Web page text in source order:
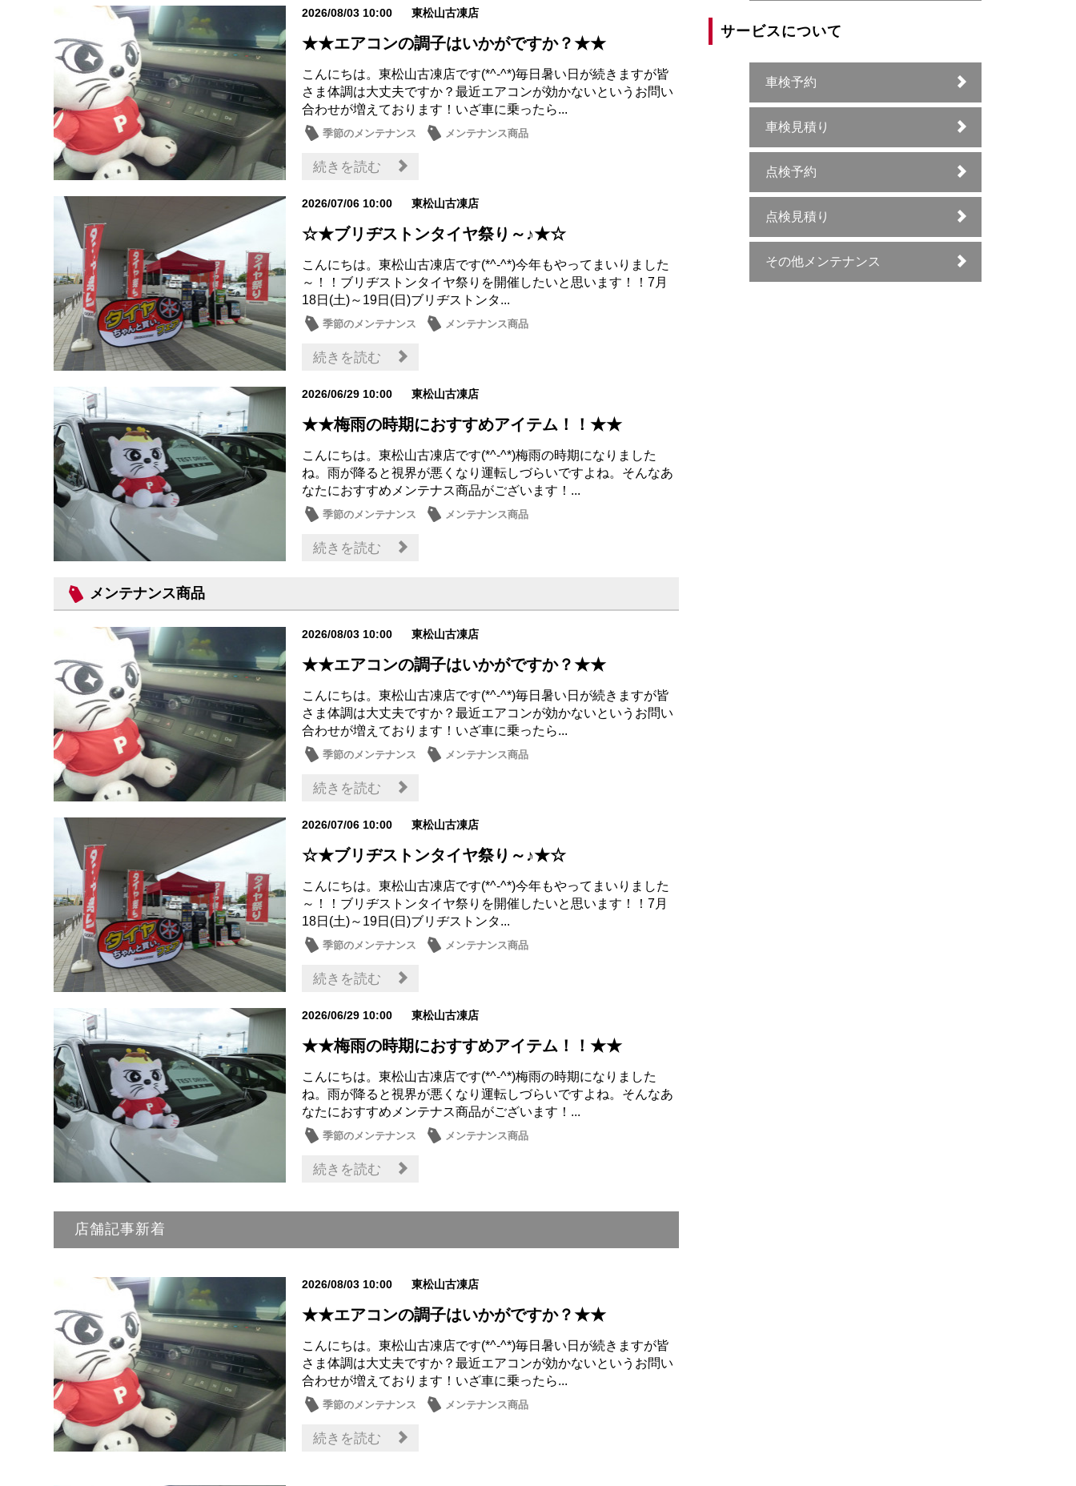
2026/08/03 10:00 東松山古凍店
★★エアコンの調子はいかがですか？★★
こんにちは。東松山古凍店です(*^-^*)毎日暑い日が続きますが皆
さま体調は大丈夫ですか？最近エアコンが効かないというお問い
合わせが増えております！いざ車に乗ったら...
季節のメンテナンス メンテナンス商品
続きを読む
2026/07/06 10:00 東松山古凍店
☆★ブリヂストンタイヤ祭り～♪★☆
こんにちは。東松山古凍店です(*^-^*)今年もやってまいりました
～！！ブリヂストンタイヤ祭りを開催したいと思います！！7月
18日(土)～19日(日)ブリヂストンタ...
季節のメンテナンス メンテナンス商品
続きを読む
2026/06/29 10:00 東松山古凍店
★★梅雨の時期におすすめアイテム！！★★
こんにちは。東松山古凍店です(*^-^*)梅雨の時期になりました
ね。雨が降ると視界が悪くなり運転しづらいですよね。そんなあ
なたにおすすめメンテナス商品がございます！...
季節のメンテナンス メンテナンス商品
続きを読む
メンテナンス商品
2026/08/03 10:00 東松山古凍店
★★エアコンの調子はいかがですか？★★
こんにちは。東松山古凍店です(*^-^*)毎日暑い日が続きますが皆
さま体調は大丈夫ですか？最近エアコンが効かないというお問い
合わせが増えております！いざ車に乗ったら...
季節のメンテナンス メンテナンス商品
続きを読む
2026/07/06 10:00 東松山古凍店
☆★ブリヂストンタイヤ祭り～♪★☆
こんにちは。東松山古凍店です(*^-^*)今年もやってまいりました
～！！ブリヂストンタイヤ祭りを開催したいと思います！！7月
18日(土)～19日(日)ブリヂストンタ...
季節のメンテナンス メンテナンス商品
続きを読む
2026/06/29 10:00 東松山古凍店
★★梅雨の時期におすすめアイテム！！★★
こんにちは。東松山古凍店です(*^-^*)梅雨の時期になりました
ね。雨が降ると視界が悪くなり運転しづらいですよね。そんなあ
なたにおすすめメンテナス商品がございます！...
季節のメンテナンス メンテナンス商品
続きを読む
店舗記事新着
2026/08/03 10:00 東松山古凍店
★★エアコンの調子はいかがですか？★★
こんにちは。東松山古凍店です(*^-^*)毎日暑い日が続きますが皆
さま体調は大丈夫ですか？最近エアコンが効かないというお問い
合わせが増えております！いざ車に乗ったら...
季節のメンテナンス メンテナンス商品
続きを読む
サービスについて
車検予約
車検見積り
点検予約
点検見積り
その他メンテナンス